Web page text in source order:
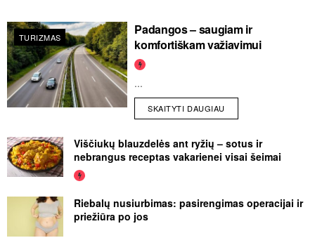
TURIZMAS
Padangos – saugiam ir
komfortiškam važiavimui
...
SKAITYTI DAUGIAU
Viščiukų blauzdelės ant ryžių – sotus ir
nebrangus receptas vakarienei visai šeimai
Riebalų nusiurbimas: pasirengimas operacijai ir
priežiūra po jos